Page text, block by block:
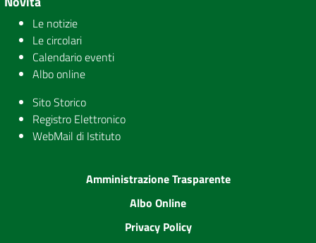
Le notizie
Le circolari
Calendario eventi
Albo online
Sito Storico
Registro Elettronico
WebMail di Istituto
Amministrazione Trasparente
Albo Online
Privacy Policy